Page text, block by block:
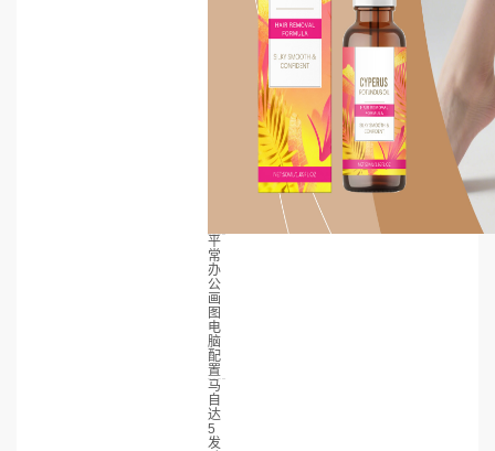
平
常
办
公
画
图
电
脑
配
置
马
自
达
5
发